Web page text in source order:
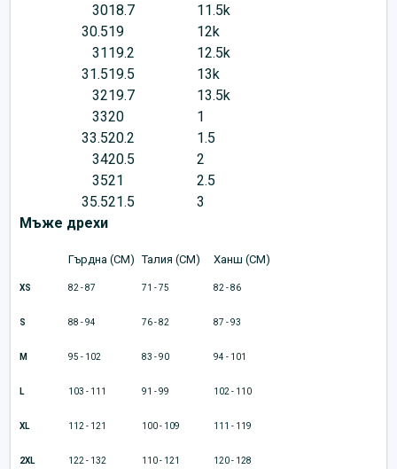
3018.7
11.5k
30.519
12k
3119.2
12.5k
31.519.5
13k
3219.7
13.5k
3320
1
33.520.2
1.5
3420.5
2
3521
2.5
35.521.5
3
Мъже дрехи
Гърдна (CM) Талия (CM) Ханш (CM)
XS 82 - 87 71 - 75 82 - 86
S 88 - 94 76 - 82 87 - 93
M 95 - 102 83 - 90 94 - 101
L 103 - 111 91 - 99 102 - 110
XL 112 - 121 100 - 109 111 - 119
2XL 122 - 132 110 - 121 120 - 128